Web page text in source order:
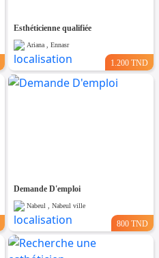
Esthéticienne qualifiée
Ariana , Ennasr
1.200 TND
Demande D'emploi
Nabeul , Nabeul ville
800 TND